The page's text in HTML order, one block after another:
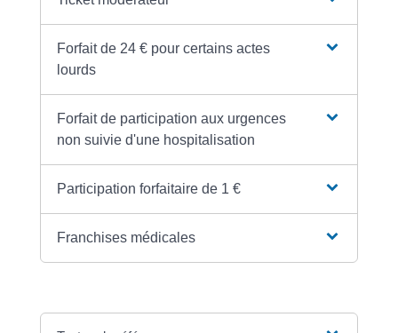
Forfait de 24 € pour certains actes
lourds
Forfait de participation aux urgences
non suivie d'une hospitalisation
Participation forfaitaire de 1 €
Franchises médicales